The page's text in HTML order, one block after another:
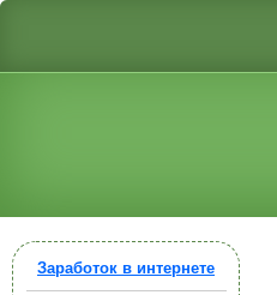
Заработок в интернете